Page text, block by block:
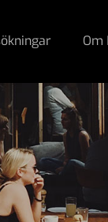
Om